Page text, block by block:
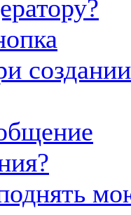
создании